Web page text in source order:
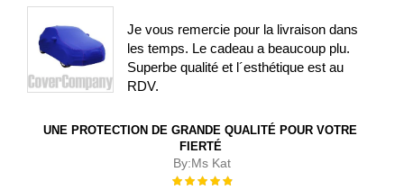
Je vous remercie pour la livraison dans
les temps. Le cadeau a beaucoup plu.
Superbe qualité et l´esthétique est au
RDV.
UNE PROTECTION DE GRANDE QUALITÉ POUR VOTRE
FIERTÉ
By:Ms Kat
Évaluation :